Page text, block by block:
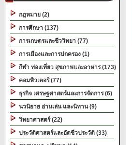
กฎหมาย (2)
การศึกษา (137)
การเกษตรและชีววิทยา (77)
การเมืองและการปกครอง (1)
กีฬา ท่องเที่ยว สุขภาพและอาหาร (173)
คอมพิวเตอร์ (77)
ธุรกิจ เศรษฐศาสตร์และการจัดการ (6)
นวนิยาย อ่านเล่น และนิทาน (9)
วิทยาศาสตร์ (22)
ประวัติศาสตร์และอัตชีวประวัติ (33)